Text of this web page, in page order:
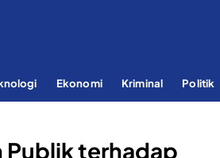
Ekonomi Kriminal Politik
Publik terhadap